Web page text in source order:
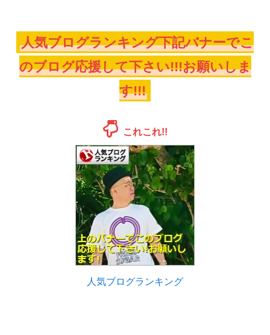
人気ブログランキング下記バナーでこ
のブログ応援して下さい!!!お願いしま
す!!!
これこれ!!
人気ブログランキング